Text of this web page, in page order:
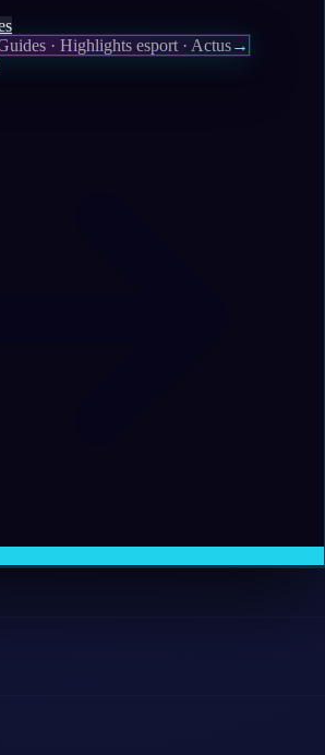
· Highlights esport · Actus→